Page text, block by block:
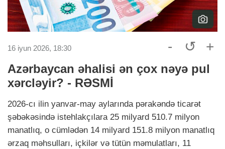
16 iyun 2026, 18:30 - ↺ +
Azərbaycan əhalisi ən çox nəyə pul
xərcləyir? - RƏSMİ
2026-cı ilin yanvar-may aylarında pərakəndə ticarət
şəbəkəsində istehlakçılara 25 milyard 510.7 milyon
manatlıq, o cümlədən 14 milyard 151.8 milyon manatlıq
ərzaq məhsulları, içkilər və tütün məmulatları, 11